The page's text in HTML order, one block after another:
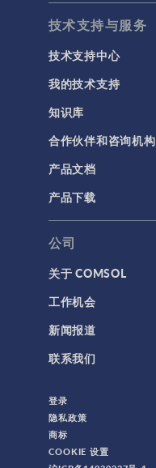
技术支持与服务
技术支持中心
我的技术支持
知识库
合作伙伴和咨询机构
产品文档
产品下载
公司
关于 COMSOL
工作机会
新闻报道
联系我们
登录
隐私政策
商标
COOKIE 设置